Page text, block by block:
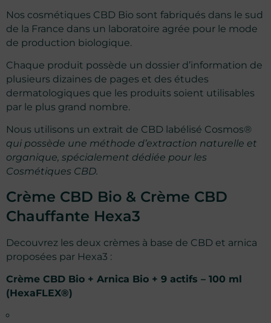
Nos cosmétiques CBD Bio sont fabriqués dans le sud
de la France dans un laboratoire agrée pour le mode
de production biologique.
Chaque produit possède un dossier d’information de
plusieurs dizaines de pages et des études
dermatologiques que les produits soient utilisables
par le plus grand nombre.
Nous utilisons un extrait de CBD labélisé Cosmos®
qui possède une méthode d’extraction naturelle et
organique, spécialement dédiée pour les
Cosmétiques CBD.
Crème CBD Bio & Crème CBD
Chauffante Hexa3
Decouvrez les deux crèmes à base de CBD et arnica
proposées par Hexa3 :
Crème CBD Bio + Arnica Bio + 9 actifs – 100 ml
(HexaFLEX®)